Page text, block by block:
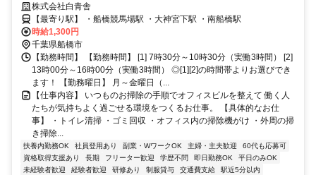
徒歩5分 ✅未経験OK ✅扶養内勤務OK
株式会社白青舎
【最寄り駅】 ・船橋競馬場駅 ・大神宮下駅 ・南船橋駅
時給1,300円
千葉県船橋市
【勤務時間】 【勤務時間】 [1] 7時30分～10時30分（実働3時間） [2]
13時00分～16時00分（実働3時間） ◎[1][2]の時間帯よりお選びでき
ます！ 【勤務曜日】 月～金曜日（...
【仕事内容】 いつものお掃除の手順でオフィスビルを整えて 働く人
たちが気持ちよく過ごせる環境をつくるお仕事。 【具体的なお仕
事】 ・トイレ清掃 ・ゴミ回収 ・オフィス内の掃除機がけ ・外周の掃
き掃除...
扶養内勤務OK 社員登用あり 副業・WワークOK 主婦・主夫歓迎
60代も応募可
資格取得支援あり
長期 フリーター歓迎 学歴不問 即日勤務OK
平日のみOK
未経験者歓迎
経験者歓迎 研修あり 制服貸与 交通費支給
駅近5分以内